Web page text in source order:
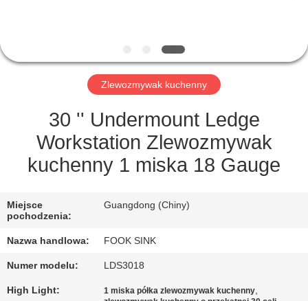
SKONTAKTUJ
NAMI
POPROSIĆ
O
WYCENĘ
SITEMAP
Zlewozmywak kuchenny
30 '' Undermount Ledge
Workstation Zlewozmywak
kuchenny 1 miska 18 Gauge
Miejsce
pochodzenia:
Guangdong (Chiny)
Nazwa handlowa: FOOK SINK
Numer modelu: LDS3018
High Light: 1 miska półka zlewozmywak kuchenny,